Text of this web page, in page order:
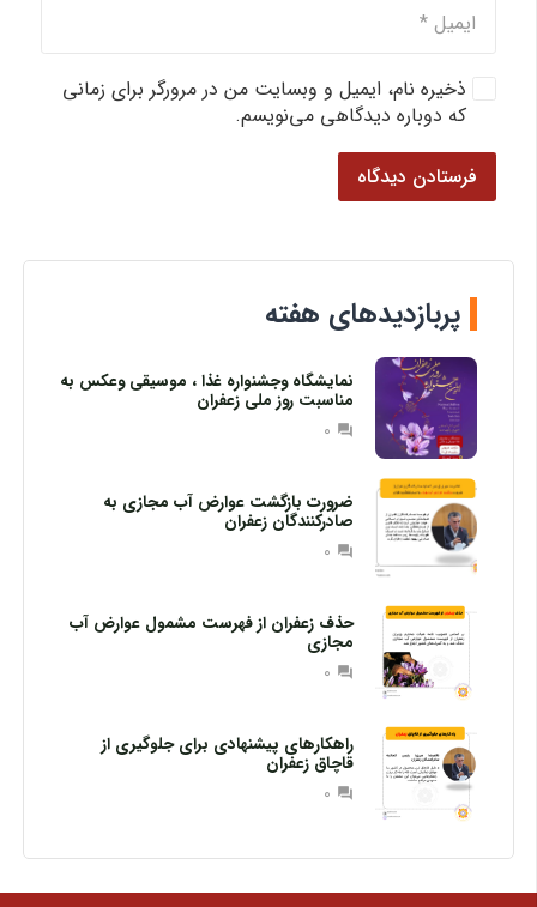
ذخیره نام، ایمیل و وبسایت من در مرورگر برای زمانی
که دوباره دیدگاهی می‌نویسم.
فرستادن دیدگاه
پربازدیدهای هفته
نمایشگاه وجشنواره غذا ، موسیقی وعکس به
مناسبت روز ملی زعفران
question_answer
0
ضرورت بازگشت عوارض آب مجازی به
صادرکنندگان زعفران
question_answer
0
حذف زعفران از فهرست مشمول عوارض آب
مجازی
question_answer
0
راهکارهای پیشنهادی برای جلوگیری از
قاچاق زعفران
question_answer
0